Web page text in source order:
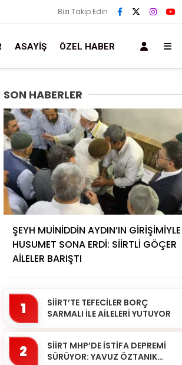
Bizi Takip Edin
ASAYIŞ ÖZEL HABER
SON HABERLER
ŞEYH MUİNİDDİN AYDIN’IN GİRİŞİMİYLE
HUSUMET SONA ERDİ: SİİRTLİ GÖÇER
AİLELER BARIŞTI
1
SİİRT’TE TEFECİLER BORÇ
SARMALI İLE AİLELERİ YUTUYOR
2
SİİRT MHP’DE İSTİFA DEPREMİ
SÜRÜYOR: YAVUZ ÖZTANIK